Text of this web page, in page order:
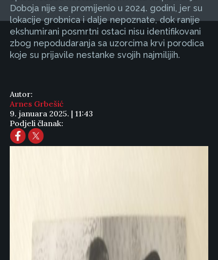
Doboja nije se promijenio u 2024. godini, jer su
lokacije grobnica i dalje nepoznate, dok ranije
ekshumirani posmrtni ostaci nisu identifikovani
zbog nepodudaranja sa uzorcima krvi porodica
koje su prijavile nestanke svojih najmilijih.
Autor:
Arnes Grbešić
9. januara 2025. | 11:43
Podjeli članak: